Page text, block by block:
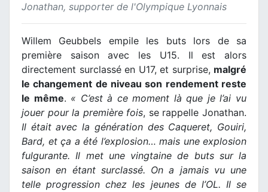
Jonathan, supporter de l'Olympique Lyonnais
Willem Geubbels empile les buts lors de sa
première saison avec les U15. Il est alors
directement surclassé en U17, et surprise, malgré
le changement de niveau son rendement reste
le même. « C’est à ce moment là que je l’ai vu
jouer pour la première fois, se rappelle Jonathan.
Il était avec la génération des Caqueret, Gouiri,
Bard, et ça a été l’explosion… mais une explosion
fulgurante. Il met une vingtaine de buts sur la
saison en étant surclassé. On a jamais vu une
telle progression chez les jeunes de l’OL. Il se